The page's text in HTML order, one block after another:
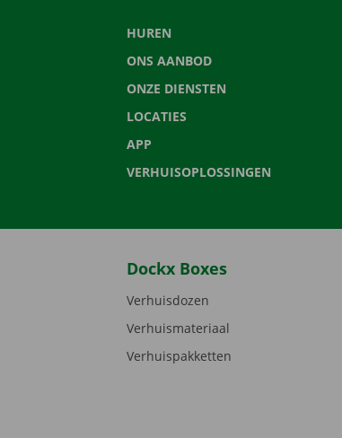
HUREN
ONS AANBOD
ONZE DIENSTEN
LOCATIES
APP
VERHUISOPLOSSINGEN
Dockx Boxes
Verhuisdozen
Verhuismateriaal
Verhuispakketten